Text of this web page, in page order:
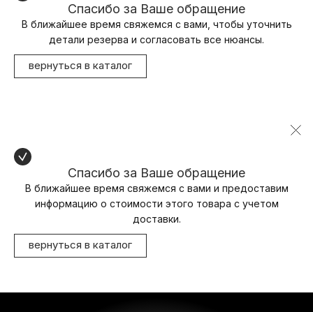
Спасибо за Ваше обращение
В ближайшее время свяжемся с вами, чтобы уточнить
детали резерва и согласовать все нюансы.
вернуться в каталог
Спасибо за Ваше обращение
В ближайшее время свяжемся с вами и предоставим
информацию о стоимости этого товара с учетом
доставки.
вернуться в каталог